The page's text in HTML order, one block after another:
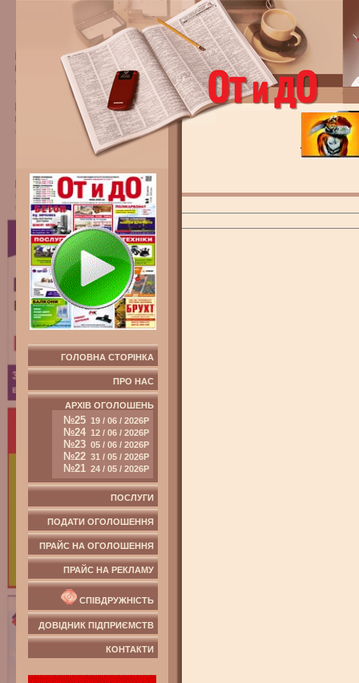
ГОЛОВНА СТОРІНКА
ПРО НАС
АРХІВ ОГОЛОШЕНЬ
№25 19 / 06 / 2026Р
№24 12 / 06 / 2026Р
№23 05 / 06 / 2026Р
№22 31 / 05 / 2026Р
№21 24 / 05 / 2026Р
ПОСЛУГИ
ПОДАТИ ОГОЛОШЕННЯ
ПРАЙС НА ОГОЛОШЕННЯ
ПРАЙС НА РЕКЛАМУ
СПІВДРУЖНІСТЬ
ДОВІДНИК ПІДПРИЄМСТВ
КОНТАКТИ